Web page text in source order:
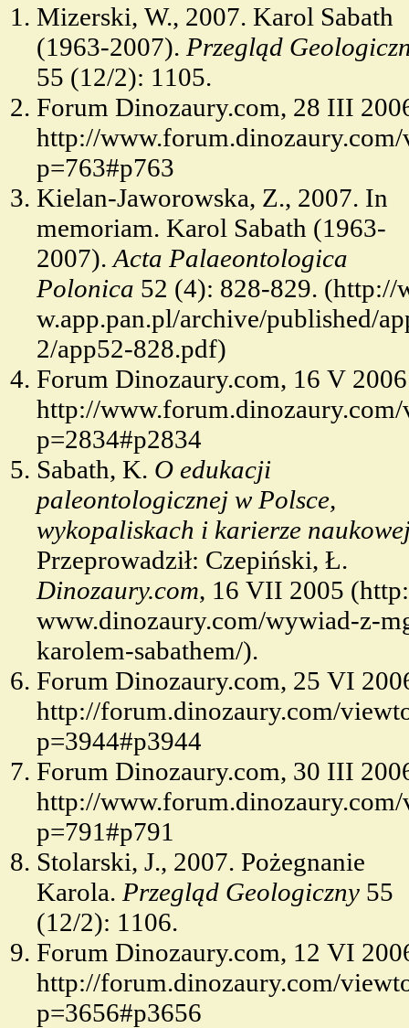
Mizerski, W., 2007. Karol Sabath
(1963-2007). Przegląd
55 (12/2): 1105.
Forum Dinozaury.com, 28
http://
p=763#p763
Kielan-Jaworowska, Z., 2007. In
memoriam. Karol Sabath (1963-
2007). Acta Palaeontologica
Polonica 52 (4): 828-829.
Forum Dinozaury.com, 16 V
http://
p=2834#p2834
Sabath, K. O edukacji
paleontologicznej w Polsce,
wykopaliskach i karierze
Przeprowadził: Czepiński, Ł.
Dinozaury.com, 16 VII 2005
.
Forum Dinozaury.com, 25 VI
http://forum.dinozaury.com/
p=3944#p3944
Forum Dinozaury.com, 30 III
http://
p=791#p791
Stolarski, J., 2007. Pożegnanie
Karola. Przegląd Geologiczny 55
(12/2): 1106.
Forum Dinozaury.com, 12 VI
http://forum.dinozaury.com/
p=3656#p3656